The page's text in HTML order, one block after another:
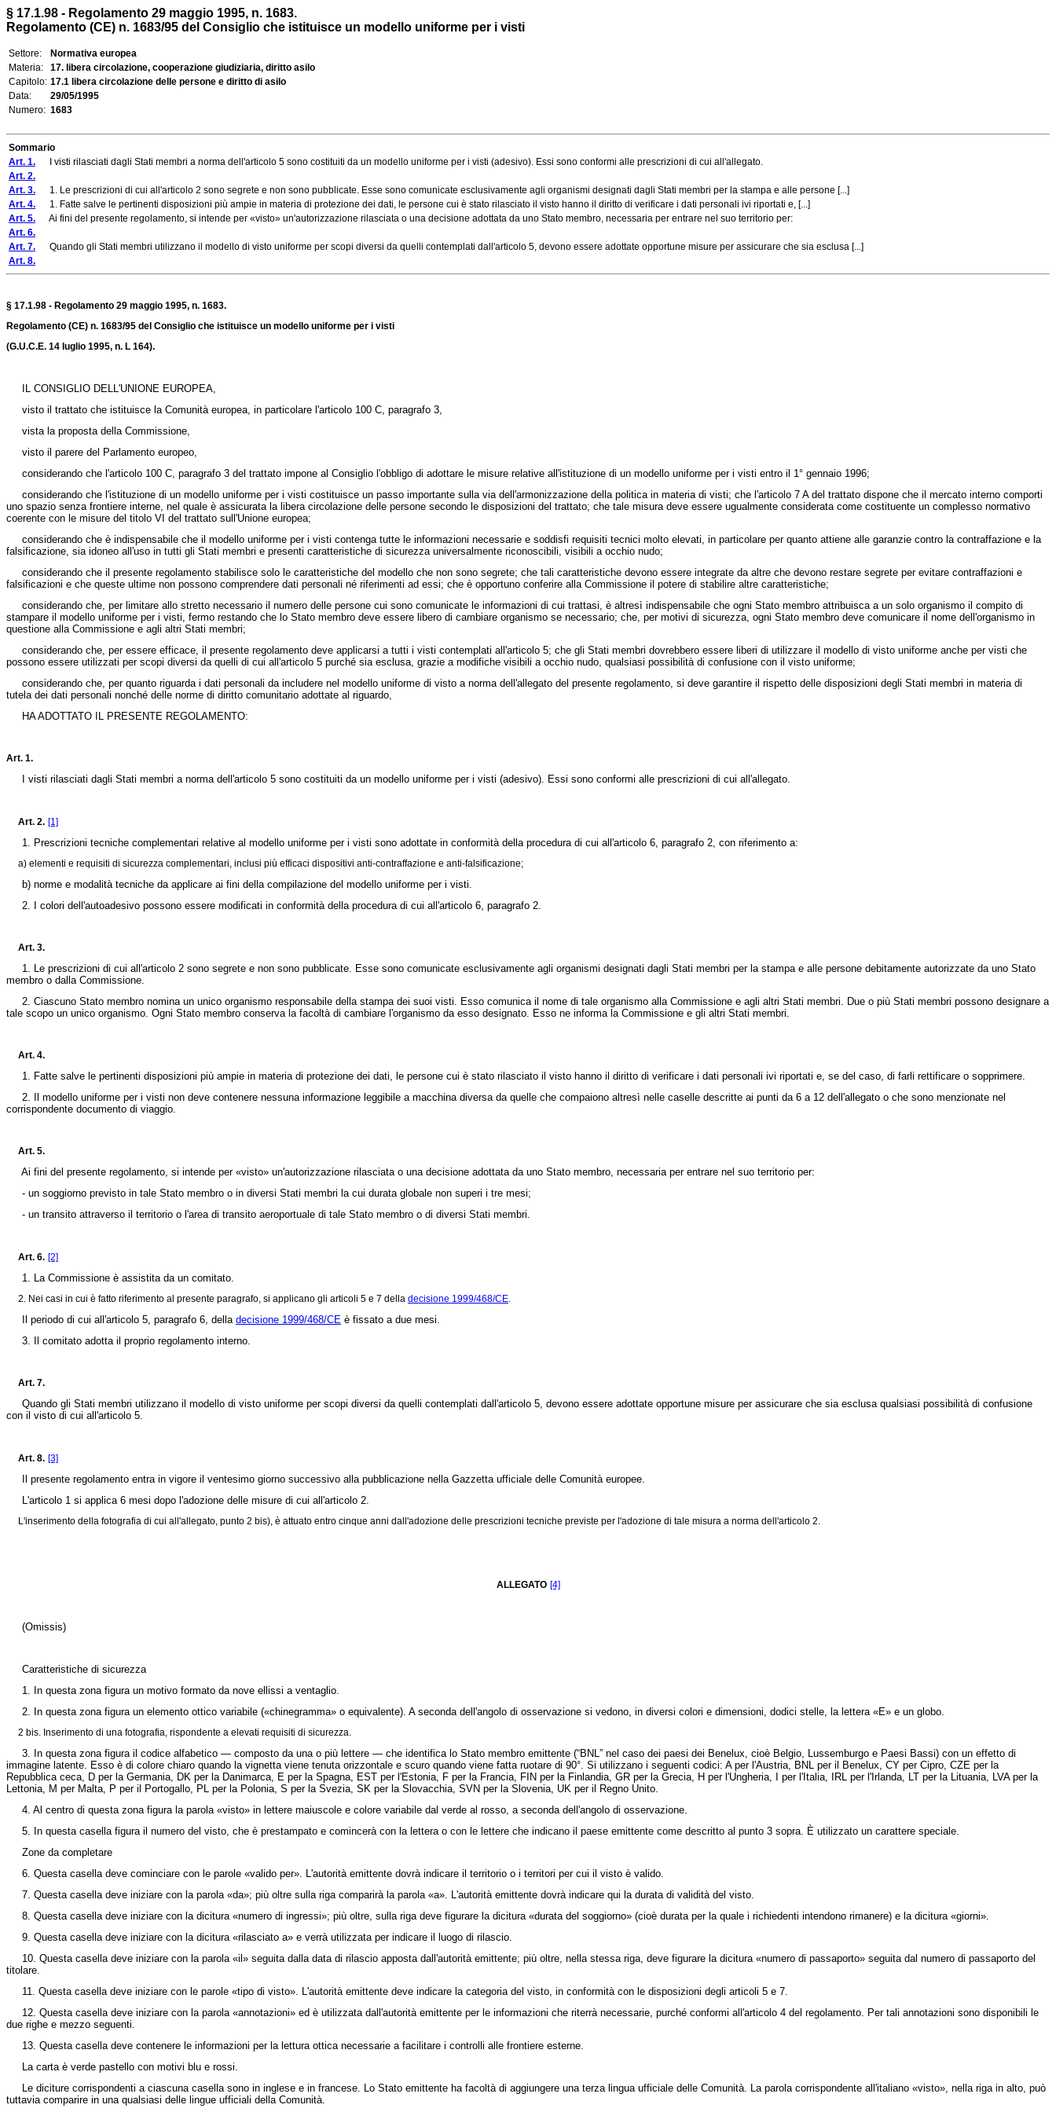
§ 17.1.98 - Regolamento 29 maggio 1995, n. 1683.
Regolamento (CE) n. 1683/95 del Consiglio che istituisce un modello uniforme per i visti
Settore:
Normativa europea
Materia:
17. libera circolazione, cooperazione giudiziaria, diritto asilo
Capitolo: 17.1 libera circolazione delle persone e diritto di asilo
Data:
29/05/1995
Numero: 1683
Sommario
Art. 1. I visti rilasciati dagli Stati membri a norma dell'articolo 5 sono costituiti da un modello uniforme per i visti (adesivo). Essi sono conformi alle prescrizioni di cui all'allegato.
Art. 2.
Art. 3. 1. Le prescrizioni di cui all'articolo 2 sono segrete e non sono pubblicate. Esse sono comunicate esclusivamente agli organismi designati dagli Stati membri per la stampa e alle persone [...]
Art. 4. 1. Fatte salve le pertinenti disposizioni più ampie in materia di protezione dei dati, le persone cui è stato rilasciato il visto hanno il diritto di verificare i dati personali ivi riportati e, [...]
Art. 5. Ai fini del presente regolamento, si intende per «visto» un'autorizzazione rilasciata o una decisione adottata da uno Stato membro, necessaria per entrare nel suo territorio per:
Art. 6.
Art. 7. Quando gli Stati membri utilizzano il modello di visto uniforme per scopi diversi da quelli contemplati dall'articolo 5, devono essere adottate opportune misure per assicurare che sia esclusa [...]
Art. 8.
§ 17.1.98 - Regolamento 29 maggio 1995, n. 1683.
Regolamento (CE) n. 1683/95 del Consiglio che istituisce un modello uniforme per i visti
(G.U.C.E. 14 luglio 1995, n. L 164).
IL CONSIGLIO DELL'UNIONE EUROPEA,
visto il trattato che istituisce la Comunità europea, in particolare l'articolo 100 C, paragrafo 3,
vista la proposta della Commissione,
visto il parere del Parlamento europeo,
considerando che l'articolo 100 C, paragrafo 3 del trattato impone al Consiglio l'obbligo di adottare le misure relative all'istituzione di un modello uniforme per i visti entro il 1° gennaio 1996;
considerando che l'istituzione di un modello uniforme per i visti costituisce un passo importante sulla via dell'armonizzazione della politica in materia di visti; che l'articolo 7 A del trattato dispone che il mercato interno comporti
uno spazio senza frontiere interne, nel quale è assicurata la libera circolazione delle persone secondo le disposizioni del trattato; che tale misura deve essere ugualmente considerata come costituente un complesso normativo
coerente con le misure del titolo VI del trattato sull'Unione europea;
considerando che è indispensabile che il modello uniforme per i visti contenga tutte le informazioni necessarie e soddisfi requisiti tecnici molto elevati, in particolare per quanto attiene alle garanzie contro la contraffazione e la
falsificazione, sia idoneo all'uso in tutti gli Stati membri e presenti caratteristiche di sicurezza universalmente riconoscibili, visibili a occhio nudo;
considerando che il presente regolamento stabilisce solo le caratteristiche del modello che non sono segrete; che tali caratteristiche devono essere integrate da altre che devono restare segrete per evitare contraffazioni e
falsificazioni e che queste ultime non possono comprendere dati personali né riferimenti ad essi; che è opportuno conferire alla Commissione il potere di stabilire altre caratteristiche;
considerando che, per limitare allo stretto necessario il numero delle persone cui sono comunicate le informazioni di cui trattasi, è altresì indispensabile che ogni Stato membro attribuisca a un solo organismo il compito di
stampare il modello uniforme per i visti, fermo restando che lo Stato membro deve essere libero di cambiare organismo se necessario; che, per motivi di sicurezza, ogni Stato membro deve comunicare il nome dell'organismo in
questione alla Commissione e agli altri Stati membri;
considerando che, per essere efficace, il presente regolamento deve applicarsi a tutti i visti contemplati all'articolo 5; che gli Stati membri dovrebbero essere liberi di utilizzare il modello di visto uniforme anche per visti che
possono essere utilizzati per scopi diversi da quelli di cui all'articolo 5 purché sia esclusa, grazie a modifiche visibili a occhio nudo, qualsiasi possibilità di confusione con il visto uniforme;
considerando che, per quanto riguarda i dati personali da includere nel modello uniforme di visto a norma dell'allegato del presente regolamento, si deve garantire il rispetto delle disposizioni degli Stati membri in materia di
tutela dei dati personali nonché delle norme di diritto comunitario adottate al riguardo,
HA ADOTTATO IL PRESENTE REGOLAMENTO:
Art. 1.
I visti rilasciati dagli Stati membri a norma dell'articolo 5 sono costituiti da un modello uniforme per i visti (adesivo). Essi sono conformi alle prescrizioni di cui all'allegato.
Art. 2. [1]
1. Prescrizioni tecniche complementari relative al modello uniforme per i visti sono adottate in conformità della procedura di cui all'articolo 6, paragrafo 2, con riferimento a:
a) elementi e requisiti di sicurezza complementari, inclusi più efficaci dispositivi anti-contraffazione e anti-falsificazione;
b) norme e modalità tecniche da applicare ai fini della compilazione del modello uniforme per i visti.
2. I colori dell'autoadesivo possono essere modificati in conformità della procedura di cui all'articolo 6, paragrafo 2.
Art. 3.
1. Le prescrizioni di cui all'articolo 2 sono segrete e non sono pubblicate. Esse sono comunicate esclusivamente agli organismi designati dagli Stati membri per la stampa e alle persone debitamente autorizzate da uno Stato
membro o dalla Commissione.
2. Ciascuno Stato membro nomina un unico organismo responsabile della stampa dei suoi visti. Esso comunica il nome di tale organismo alla Commissione e agli altri Stati membri. Due o più Stati membri possono designare a
tale scopo un unico organismo. Ogni Stato membro conserva la facoltà di cambiare l'organismo da esso designato. Esso ne informa la Commissione e gli altri Stati membri.
Art. 4.
1. Fatte salve le pertinenti disposizioni più ampie in materia di protezione dei dati, le persone cui è stato rilasciato il visto hanno il diritto di verificare i dati personali ivi riportati e, se del caso, di farli rettificare o sopprimere.
2. Il modello uniforme per i visti non deve contenere nessuna informazione leggibile a macchina diversa da quelle che compaiono altresì nelle caselle descritte ai punti da 6 a 12 dell'allegato o che sono menzionate nel
corrispondente documento di viaggio.
Art. 5.
Ai fini del presente regolamento, si intende per «visto» un'autorizzazione rilasciata o una decisione adottata da uno Stato membro, necessaria per entrare nel suo territorio per:
- un soggiorno previsto in tale Stato membro o in diversi Stati membri la cui durata globale non superi i tre mesi;
- un transito attraverso il territorio o l'area di transito aeroportuale di tale Stato membro o di diversi Stati membri.
Art. 6. [2]
1. La Commissione è assistita da un comitato.
2. Nei casi in cui è fatto riferimento al presente paragrafo, si applicano gli articoli 5 e 7 della decisione 1999/468/CE.
Il periodo di cui all'articolo 5, paragrafo 6, della decisione 1999/468/CE è fissato a due mesi.
3. Il comitato adotta il proprio regolamento interno.
Art. 7.
Quando gli Stati membri utilizzano il modello di visto uniforme per scopi diversi da quelli contemplati dall'articolo 5, devono essere adottate opportune misure per assicurare che sia esclusa qualsiasi possibilità di confusione
con il visto di cui all'articolo 5.
Art. 8. [3]
Il presente regolamento entra in vigore il ventesimo giorno successivo alla pubblicazione nella Gazzetta ufficiale delle Comunità europee.
L'articolo 1 si applica 6 mesi dopo l'adozione delle misure di cui all'articolo 2.
L'inserimento della fotografia di cui all'allegato, punto 2 bis), è attuato entro cinque anni dall'adozione delle prescrizioni tecniche previste per l'adozione di tale misura a norma dell'articolo 2.
ALLEGATO [4]
(Omissis)
Caratteristiche di sicurezza
1. In questa zona figura un motivo formato da nove ellissi a ventaglio.
2. In questa zona figura un elemento ottico variabile («chinegramma» o equivalente). A seconda dell'angolo di osservazione si vedono, in diversi colori e dimensioni, dodici stelle, la lettera «E» e un globo.
2 bis. Inserimento di una fotografia, rispondente a elevati requisiti di sicurezza.
3. In questa zona figura il codice alfabetico — composto da una o più lettere — che identifica lo Stato membro emittente (“BNL” nel caso dei paesi dei Benelux, cioè Belgio, Lussemburgo e Paesi Bassi) con un effetto di
immagine latente. Esso è di colore chiaro quando la vignetta viene tenuta orizzontale e scuro quando viene fatta ruotare di 90°. Si utilizzano i seguenti codici: A per l'Austria, BNL per il Benelux, CY per Cipro, CZE per la
Repubblica ceca, D per la Germania, DK per la Danimarca, E per la Spagna, EST per l'Estonia, F per la Francia, FIN per la Finlandia, GR per la Grecia, H per l'Ungheria, I per l'Italia, IRL per l'Irlanda, LT per la Lituania, LVA per la
Lettonia, M per Malta, P per il Portogallo, PL per la Polonia, S per la Svezia, SK per la Slovacchia, SVN per la Slovenia, UK per il Regno Unito.
4. Al centro di questa zona figura la parola «visto» in lettere maiuscole e colore variabile dal verde al rosso, a seconda dell'angolo di osservazione.
5. In questa casella figura il numero del visto, che è prestampato e comincerà con la lettera o con le lettere che indicano il paese emittente come descritto al punto 3 sopra. È utilizzato un carattere speciale.
Zone da completare
6. Questa casella deve cominciare con le parole «valido per». L'autorità emittente dovrà indicare il territorio o i territori per cui il visto è valido.
7. Questa casella deve iniziare con la parola «da»; più oltre sulla riga comparirà la parola «a». L'autorità emittente dovrà indicare qui la durata di validità del visto.
8. Questa casella deve iniziare con la dicitura «numero di ingressi»; più oltre, sulla riga deve figurare la dicitura «durata del soggiorno» (cioè durata per la quale i richiedenti intendono rimanere) e la dicitura «giorni».
9. Questa casella deve iniziare con la dicitura «rilasciato a» e verrà utilizzata per indicare il luogo di rilascio.
10. Questa casella deve iniziare con la parola «il» seguita dalla data di rilascio apposta dall'autorità emittente; più oltre, nella stessa riga, deve figurare la dicitura «numero di passaporto» seguita dal numero di passaporto del
titolare.
11. Questa casella deve iniziare con le parole «tipo di visto». L'autorità emittente deve indicare la categoria del visto, in conformità con le disposizioni degli articoli 5 e 7.
12. Questa casella deve iniziare con la parola «annotazioni» ed è utilizzata dall'autorità emittente per le informazioni che riterrà necessarie, purché conformi all'articolo 4 del regolamento. Per tali annotazioni sono disponibili le
due righe e mezzo seguenti.
13. Questa casella deve contenere le informazioni per la lettura ottica necessarie a facilitare i controlli alle frontiere esterne.
La carta è verde pastello con motivi blu e rossi.
Le diciture corrispondenti a ciascuna casella sono in inglese e in francese. Lo Stato emittente ha facoltà di aggiungere una terza lingua ufficiale delle Comunità. La parola corrispondente all'italiano «visto», nella riga in alto, può
tuttavia comparire in una qualsiasi delle lingue ufficiali della Comunità.